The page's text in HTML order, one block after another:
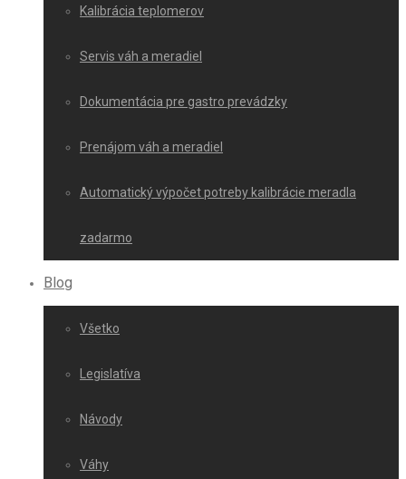
Kalibrácia teplomerov
Servis váh a meradiel
Dokumentácia pre gastro prevádzky
Prenájom váh a meradiel
Automatický výpočet potreby kalibrácie meradla
zadarmo
Blog
Všetko
Legislatíva
Návody
Váhy